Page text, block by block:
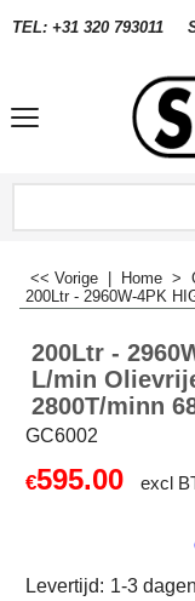
TEL: +31 320 793011
<< Vorige Home >
200Ltr - 2960W-4PK
200Ltr -
L/min
2800T/minn
GC6002
€595.00
excl
Levertijd: 1-3 dagen